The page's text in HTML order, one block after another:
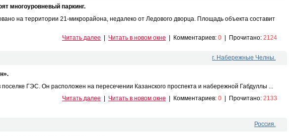
многоуровневый паркинг.
на территории 21-микрорайона, недалеко от Ледового дворца. Площадь объекта составит
Читать далее
Читать в новом окне Комментариев: 0 Прочитано: 2124
г. Набережные Челны.
ГЭС. Он расположен на пересечении Казанского проспекта и набережной Габдуллы ...
Читать далее
Читать в новом окне Комментариев: 0 Прочитано: 2133
Россия.